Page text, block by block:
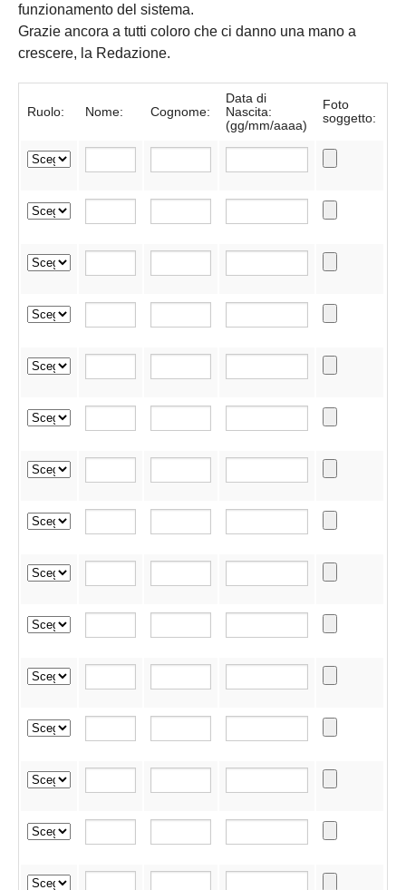
funzionamento del sistema.
Grazie ancora a tutti coloro che ci danno una mano a
crescere, la Redazione.
Ruolo: Nome: Cognome:
Data di
Nascita:
(gg/mm/aaaa)
Foto
soggetto: